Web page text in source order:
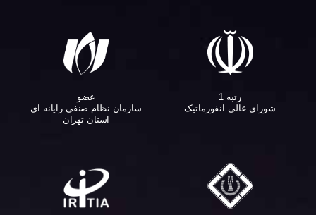
رتبه 1
شورای عالی انفورماتیک
عضو
سازمان نظام صنفی رایانه ای
استان تهران